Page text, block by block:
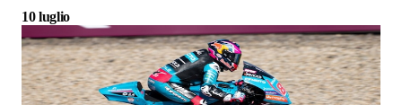
10 luglio